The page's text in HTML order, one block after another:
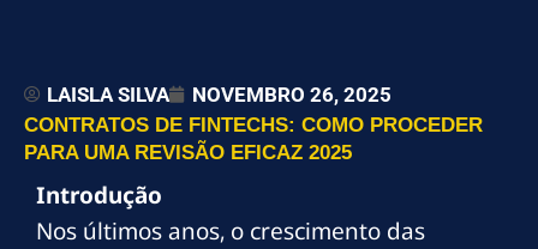
LAISLA SILVA NOVEMBRO 26, 2025
CONTRATOS DE FINTECHS: COMO PROCEDER
PARA UMA REVISÃO EFICAZ 2025
Introdução
Nos últimos anos, o crescimento das